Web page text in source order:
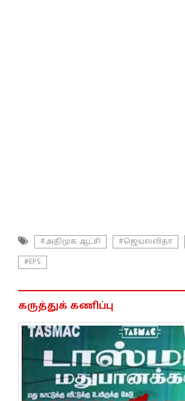
#அதிமுக ஆட்சி #ஜெயலலிதா
#EPS
கருத்துக் கணிப்பு